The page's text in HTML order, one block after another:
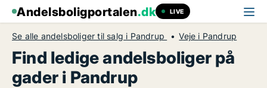
Andelsboligportalen.dk LIVE
Se alle andelsboliger til salg i Pandrup Veje i Pandrup
Find ledige andelsboliger på
gader i Pandrup